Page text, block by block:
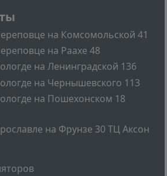
на Комсомольской 41
на Раахе 48
на Ленинградской 136
на Чернышевского 113
на Пошехонском 18
на Фрунзе 30 ТЦ Аксон